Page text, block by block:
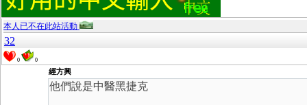
本人已不在此站活動
32
0 0
經方興
他們說是中醫黑捷克